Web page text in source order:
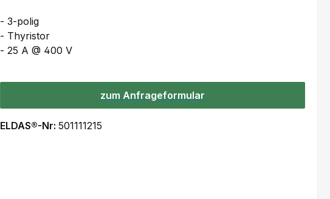
- 3-polig
- Thyristor
- 25 A @ 400 V
zum Anfrageformular
ELDAS®-Nr: 501111215